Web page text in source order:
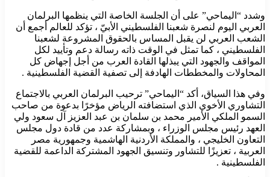
وشدد “اليماحي” على أن الجلسة الخاصة التي ينظمها البرلمان
العربي اليوم لنصرة شعبنا الفلسطيني الأبيّ ، تؤكد للعالم أجمع أن
الشعب العربي لن يقبل المساس بالحقوق المشروعة لشعبنا
الفلسطيني ، كما تمثل في الوقت ذاته رسالة دعم وتأييد لكل
المواقف والجهود التي يبذلها القادة العرب من أجل إجهاض كل
المحاولات والمخططات الهادفة إلى تصفية القضية الفلسطينية .
وفي هذا السياق، أكد “اليماحي” ترحيب البرلمان العربي بالاجتماع
التشاوري الأخوي الذي استضافته الرياض مؤخرًا بدعوة من صاحب
السمو الملكي الأمير محمد بن سلمان بن عبد العزيز آل سعود ولي
العهد رئيس مجلس الوزراء ، وبمشاركة عدد من قادة دول مجلس
التعاون الخليجي ، والمملكة الأردنية الهاشمية وجمهورية مصر
العربية ، تعزيزًا للتشاور وتنسيق الجهود المشتركة الداعمة للقضية
الفلسطينية .